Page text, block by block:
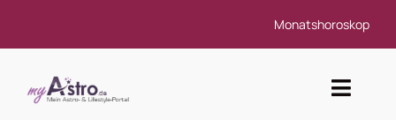
Monatshoroskop